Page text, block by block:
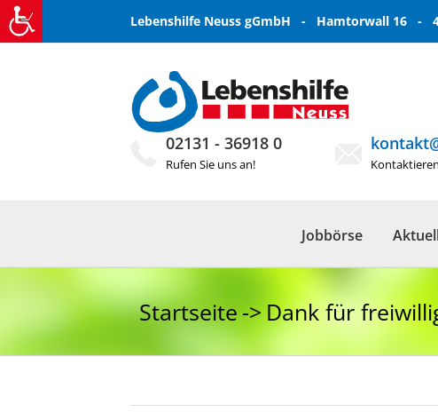
Zum
Inhalt
springen
Lebenshilfe Neuss gGmbH - Hamtorwall 16 -
02131 - 36918 0
Rufen Sie uns an!
Jobbörse
Startseite Dank für